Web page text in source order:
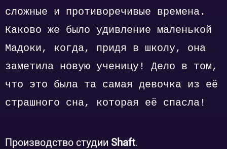
сложные и противоречивые времена.
Каково же было удивление маленькой
Мадоки, когда, придя в школу, она
заметила новую ученицу! Дело в том,
что это была та самая девочка из её
страшного сна, которая её спасла!
Производство студии Shaft.